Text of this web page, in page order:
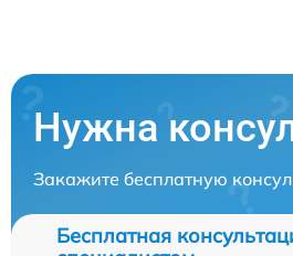
Нужна
Закажите бесплатную
Бесплатная